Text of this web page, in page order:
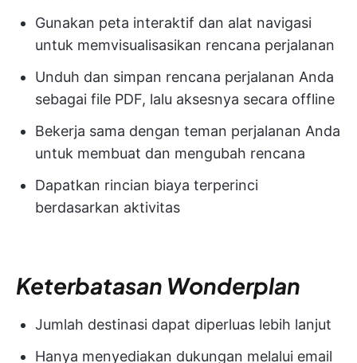
Gunakan peta interaktif dan alat navigasi
untuk memvisualisasikan rencana perjalanan
Unduh dan simpan rencana perjalanan Anda
sebagai file PDF, lalu aksesnya secara offline
Bekerja sama dengan teman perjalanan Anda
untuk membuat dan mengubah rencana
Dapatkan rincian biaya terperinci
berdasarkan aktivitas
Keterbatasan Wonderplan
Jumlah destinasi dapat diperluas lebih lanjut
Hanya menyediakan dukungan melalui email